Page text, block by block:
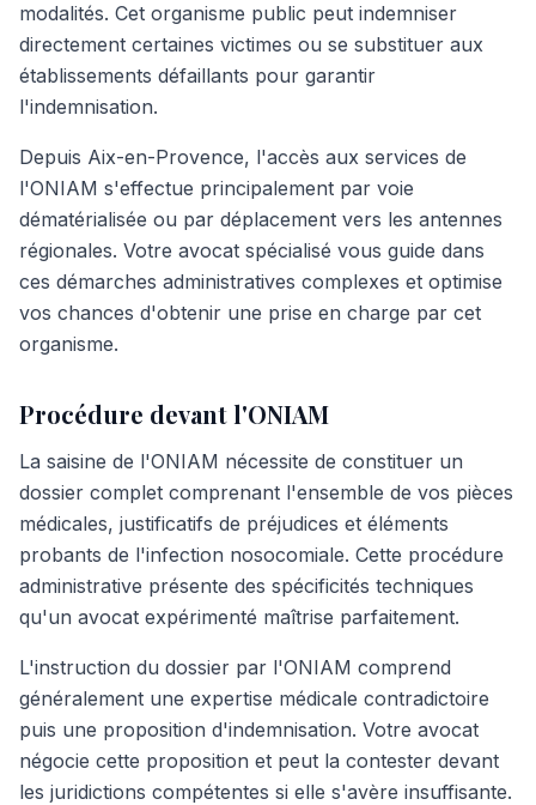
modalités. Cet organisme public peut indemniser
directement certaines victimes ou se substituer aux
établissements défaillants pour garantir
l'indemnisation.
Depuis Aix-en-Provence, l'accès aux services de
l'ONIAM s'effectue principalement par voie
dématérialisée ou par déplacement vers les antennes
régionales. Votre avocat spécialisé vous guide dans
ces démarches administratives complexes et optimise
vos chances d'obtenir une prise en charge par cet
organisme.
Procédure devant l'ONIAM
La saisine de l'ONIAM nécessite de constituer un
dossier complet comprenant l'ensemble de vos pièces
médicales, justificatifs de préjudices et éléments
probants de l'infection nosocomiale. Cette procédure
administrative présente des spécificités techniques
qu'un avocat expérimenté maîtrise parfaitement.
L'instruction du dossier par l'ONIAM comprend
généralement une expertise médicale contradictoire
puis une proposition d'indemnisation. Votre avocat
négocie cette proposition et peut la contester devant
les juridictions compétentes si elle s'avère insuffisante.